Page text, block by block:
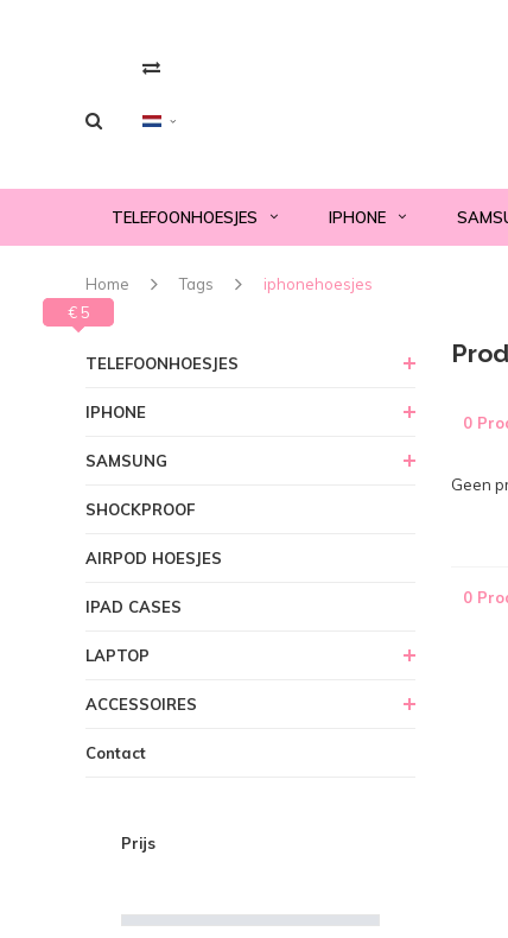
TELEFOONHOESJES IPHONE
Home Tags iphonehoesjes
TELEFOONHOESJES
IPHONE
SAMSUNG
SHOCKPROOF
AIRPOD HOESJES
IPAD CASES
LAPTOP
ACCESSOIRES
Contact
Prijs
€ 0
€ 5
0
Geen
0